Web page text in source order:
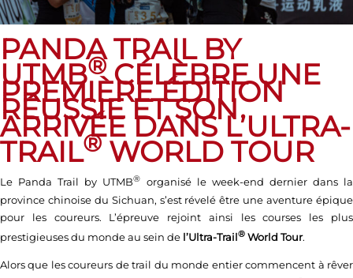
PANDA TRAIL BY
UTMB®CÉLÈBRE UNE
PREMIÈRE ÉDITION
RÉUSSIE ET SON
ARRIVÉE DANS L’ULTRA-
TRAIL® WORLD TOUR
Le Panda Trail by UTMB®
organisé le week-end dernier dans la
province chinoise du Sichuan, s’est révelé être une aventure épique
pour les coureurs. L’épreuve rejoint ainsi les courses les plus
prestigieuses du monde au sein de l’Ultra-Trail® World Tour.
Alors que les coureurs de trail du monde entier commencent à rêver